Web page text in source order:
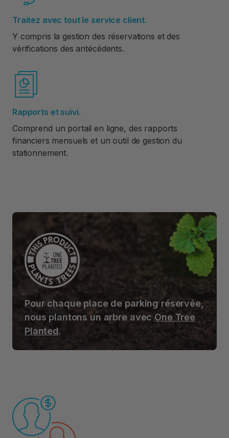
Traitez avec tout le service client.
Y compris la gestion des réservations et des
vérifications des antécédents.
Rapports et suivi.
Comprend un portail en ligne, des rapports
financiers mensuels et un outil de gestion du
stationnement.
Pour chaque place de parking réservée,
nous plantons un arbre avecOne Tree
Planted.